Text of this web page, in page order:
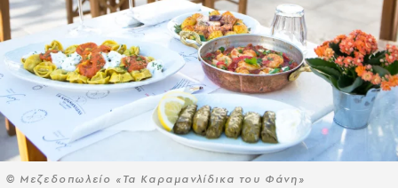
© Μεζεδοπωλείο «Τα Καραμανλίδικα του Φάνη»